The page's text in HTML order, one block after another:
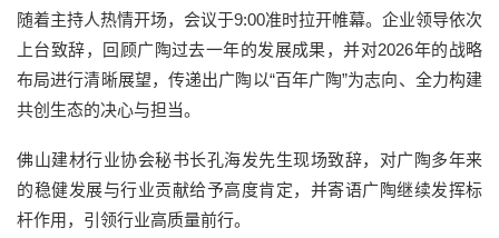
随着主持人热情开场，会议于9:00准时拉开帷幕。企业领导依次
上台致辞，回顾广陶过去一年的发展成果，并对2026年的战略
布局进行清晰展望，传递出广陶以“百年广陶”为志向、全力构建
共创生态的决心与担当。
佛山建材行业协会秘书长孔海发先生现场致辞，对广陶多年来
的稳健发展与行业贡献给予高度肯定，并寄语广陶继续发挥标
杆作用，引领行业高质量前行。